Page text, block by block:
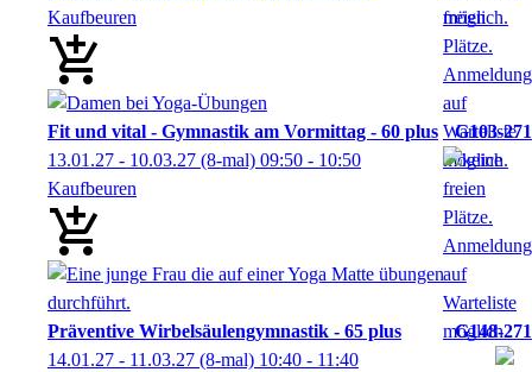
Kaufbeuren
Fit und vital - Gymnastik am Vormittag - 60 plus
G103-271
13.01.27 - 10.03.27 (8-mal) 09:50 - 10:50
Kaufbeuren
Präventive Wirbelsäulengymnastik - 65 plus
G148-271
14.01.27 - 11.03.27 (8-mal) 10:40 - 11:40